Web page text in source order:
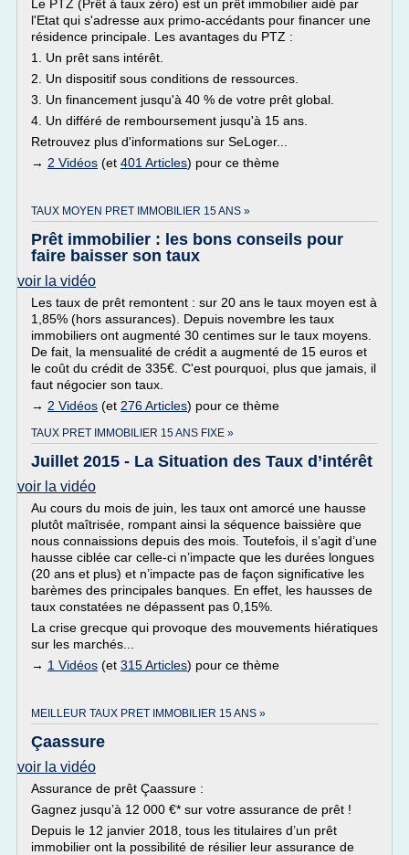
Le PTZ (Prêt à taux zéro) est un prêt immobilier aidé par
l'Etat qui s'adresse aux primo-accédants pour financer une
résidence principale. Les avantages du PTZ :
1. Un prêt sans intérêt.
2. Un dispositif sous conditions de ressources.
3. Un financement jusqu'à 40 % de votre prêt global.
4. Un différé de remboursement jusqu'à 15 ans.
Retrouvez plus d'informations sur SeLoger...
→ 2 Vidéos (et 401 Articles) pour ce thème
TAUX MOYEN PRET IMMOBILIER 15 ANS »
Prêt immobilier : les bons conseils pour
faire baisser son taux
voir la vidéo
Les taux de prêt remontent : sur 20 ans le taux moyen est à
1,85% (hors assurances). Depuis novembre les taux
immobiliers ont augmenté 30 centimes sur le taux moyens.
De fait, la mensualité de crédit a augmenté de 15 euros et
le coût du crédit de 335€. C'est pourquoi, plus que jamais, il
faut négocier son taux.
→ 2 Vidéos (et 276 Articles) pour ce thème
TAUX PRET IMMOBILIER 15 ANS FIXE »
Juillet 2015 - La Situation des Taux d’intérêt
voir la vidéo
Au cours du mois de juin, les taux ont amorcé une hausse
plutôt maîtrisée, rompant ainsi la séquence baissière que
nous connaissions depuis des mois. Toutefois, il s’agit d’une
hausse ciblée car celle-ci n’impacte que les durées longues
(20 ans et plus) et n’impacte pas de façon significative les
barèmes des principales banques. En effet, les hausses de
taux constatées ne dépassent pas 0,15%.
La crise grecque qui provoque des mouvements hiératiques
sur les marchés...
→ 1 Vidéos (et 315 Articles) pour ce thème
MEILLEUR TAUX PRET IMMOBILIER 15 ANS »
Çaassure
voir la vidéo
Assurance de prêt Çaassure :
Gagnez jusqu’à 12 000 €* sur votre assurance de prêt !
Depuis le 12 janvier 2018, tous les titulaires d’un prêt
immobilier ont la possibilité de résilier leur assurance de